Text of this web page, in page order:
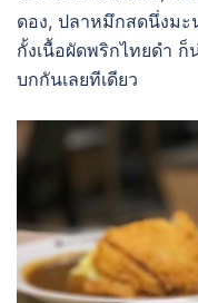
ดอง, ปลาหมึกสดนึ่งม
กั้งเนื้อผัดพริกไทยดำ
บกกันเลยทีเดียว